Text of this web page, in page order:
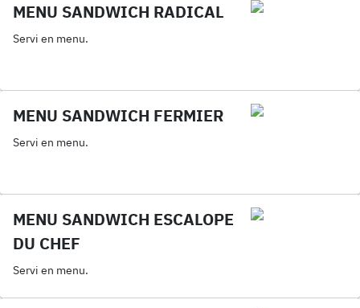
MENU SANDWICH RADICAL
Servi en menu.
MENU SANDWICH FERMIER
Servi en menu.
MENU SANDWICH ESCALOPE
DU CHEF
Servi en menu.